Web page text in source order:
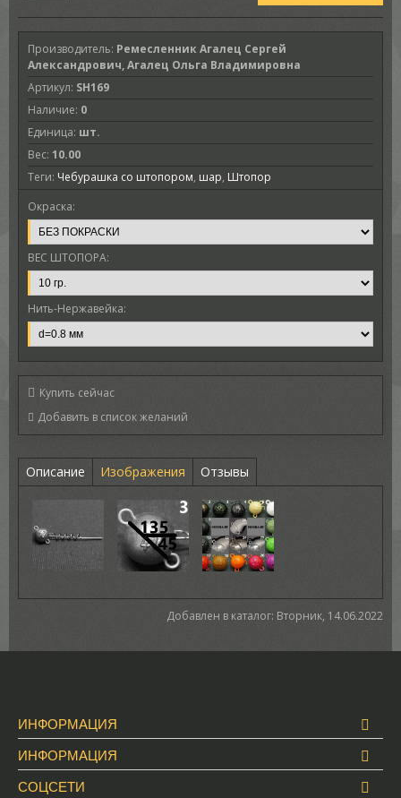
Производитель: Ремесленник Агалец Сергей
Александрович, Агалец Ольга Владимировна
Артикул: SH169
Наличие: 0
Единица: шт.
Вес: 10.00
Теги: Чебурашка со штопором, шар, Штопор
Окраска:
ВЕС ШТОПОРА:
Нить-Нержавейка:
Купить сейчас
Описание Изображения Отзывы
Добавлен в каталог: Вторник, 14.06.2022
ИНФОРМАЦИЯ
ИНФОРМАЦИЯ
СОЦСЕТИ